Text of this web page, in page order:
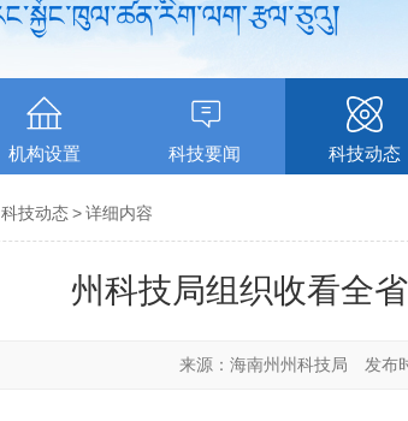
机构设置 科技要闻 科技动态
科技动态>详细内容
州科技局组织收看全
来源：海南州州科技局 发布